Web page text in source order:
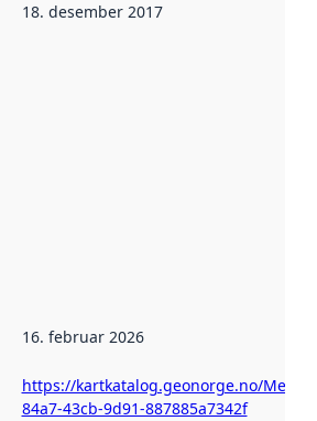
ble
18. desember 2017
16. februar 2026
https://kartkatalog.geonorge.no/
84a7-43cb-9d91-887885a7342f